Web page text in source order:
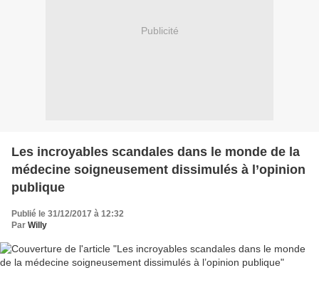
Publicité
Les incroyables scandales dans le monde de la
médecine soigneusement dissimulés à l’opinion
publique
Publié le 31/12/2017 à 12:32
Par Willy